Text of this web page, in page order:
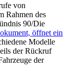
von
Rahmen des
90/Die
öffnet ein
Modelle
der Rückruf
der